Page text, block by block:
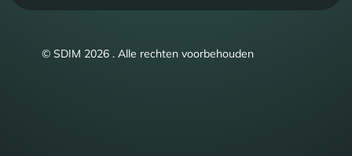
© SDIM 2026 . Alle rechten voorbehouden